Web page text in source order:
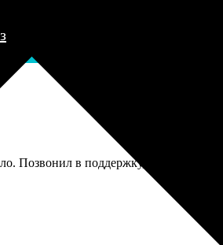
Позвонил в поддержку, девушка